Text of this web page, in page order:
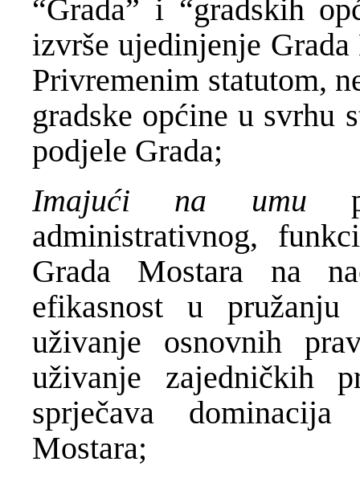
“Grada” i “gradskih
izvrše ujedinjenje
Privremenim statutom,
gradske općine u svrhu
podjele Grada;
Imajući na umu
administrativnog,
Grada Mostara na
efikasnost u pružanju
uživanje osnovnih
uživanje zajedničkih
sprječava
Mostara;